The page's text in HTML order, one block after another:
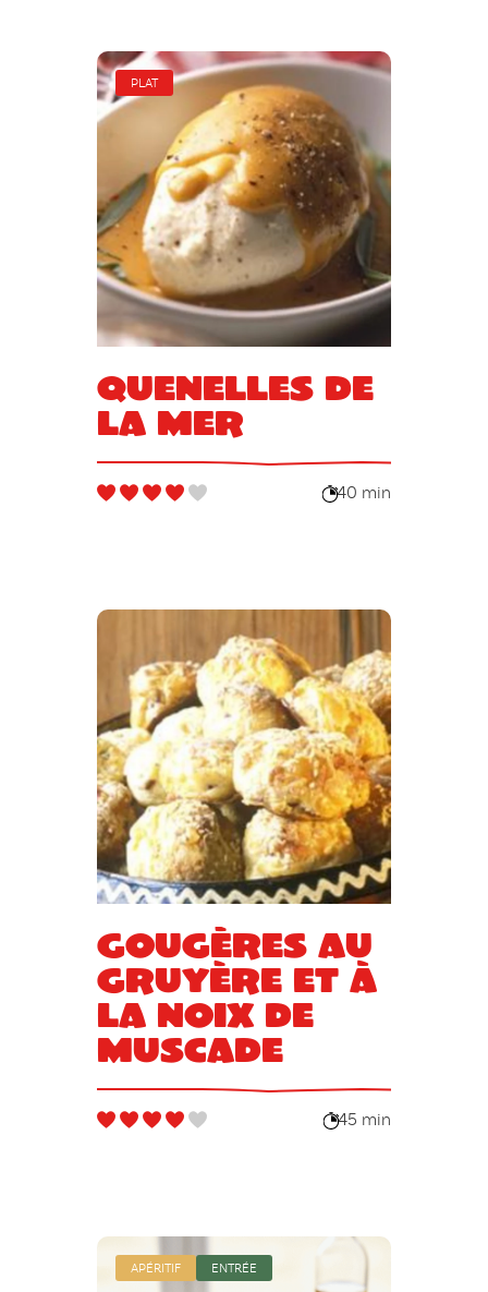
PLAT
Quenelles de
la mer
40 min
Gougères au
gruyère et à
la noix de
muscade
45 min
APÉRITIF ENTRÉE